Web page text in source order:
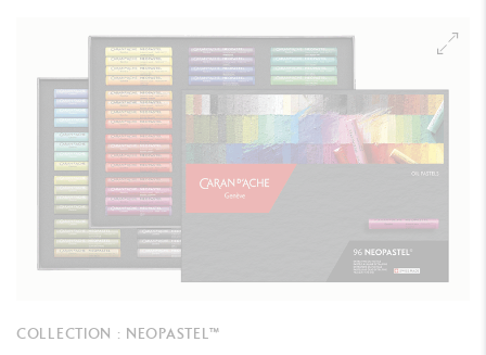
COLLECTION : NEOPASTEL™